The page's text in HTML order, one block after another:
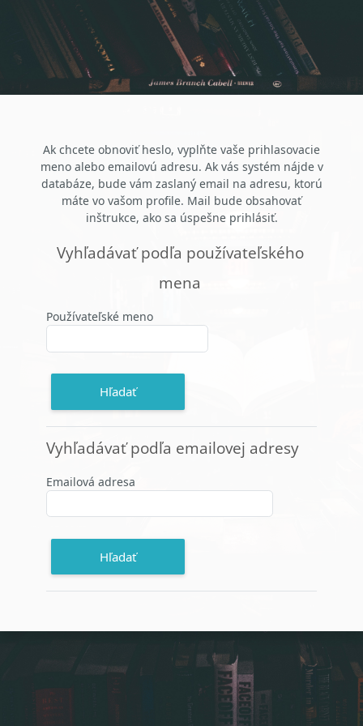
Preskočiť na hlavný obsah
Ak chcete obnoviť heslo, vyplňte vaše prihlasovacie
meno alebo emailovú adresu. Ak vás systém nájde v
databáze, bude vám zaslaný email na adresu, ktorú
máte vo vašom profile. Mail bude obsahovať
inštrukce, ako sa úspešne prihlásiť.
Vyhľadávať podľa používateľského mena
Vyhľadávať podľa používateľského
mena
Používateľské meno
Vyhľadávať podľa emailovej adresy
Vyhľadávať podľa emailovej adresy
Emailová adresa